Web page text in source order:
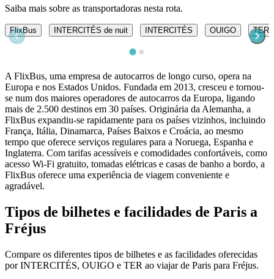
Saiba mais sobre as transportadoras nesta rota.
FlixBus INTERCITÉS de nuit INTERCITÉS OUIGO TER
A FlixBus, uma empresa de autocarros de longo curso, opera na
Europa e nos Estados Unidos. Fundada em 2013, cresceu e tornou-
se num dos maiores operadores de autocarros da Europa, ligando
mais de 2.500 destinos em 30 países. Originária da Alemanha, a
FlixBus expandiu-se rapidamente para os países vizinhos, incluindo
França, Itália, Dinamarca, Países Baixos e Croácia, ao mesmo
tempo que oferece serviços regulares para a Noruega, Espanha e
Inglaterra. Com tarifas acessíveis e comodidades confortáveis, como
acesso Wi-Fi gratuito, tomadas elétricas e casas de banho a bordo, a
FlixBus oferece uma experiência de viagem conveniente e
agradável.
Tipos de bilhetes e facilidades de Paris a
Fréjus
Compare os diferentes tipos de bilhetes e as facilidades oferecidas
por INTERCITÉS, OUIGO e TER ao viajar de Paris para Fréjus.